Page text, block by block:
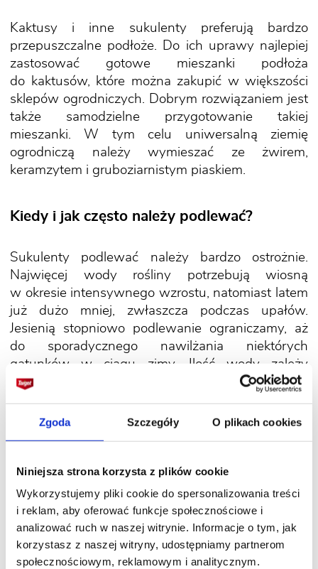
Zgoda Szczegóły O plikach cookies
Niniejsza strona korzysta z plików cookie
Wykorzystujemy pliki cookie do spersonalizowania treści
i reklam, aby oferować funkcje społecznościowe i
analizować ruch w naszej witrynie. Informacje o tym, jak
korzystasz z naszej witryny, udostępniamy partnerom
społecznościowym, reklamowym i analitycznym.
Kaktusy i inne sukulenty preferują bardzo
przepuszczalne podłoże. Do ich uprawy najlepiej
zastosować gotowe mieszanki podłoża
do kaktusów, które można zakupić w większości
sklepów ogrodniczych. Dobrym rozwiązaniem jest
także samodzielne przygotowanie takiej
mieszanki. W tym celu uniwersalną ziemię
ogrodniczą należy wymieszać ze żwirem,
keramzytem i gruboziarnistym piaskiem.
Kiedy i jak często należy podlewać?
Sukulenty podlewać należy bardzo ostrożnie.
Najwięcej wody rośliny potrzebują wiosną
w okresie intensywnego wzrostu, natomiast latem
już dużo mniej, zwłaszcza podczas upałów.
Jesienią stopniowo podlewanie ograniczamy, aż
do sporadycznego nawilżania niektórych
gatunków w ciągu zimy. Ilość wody zależy
od wielkości doniczki, pogody i czasu, jaki upłynął
nie może być stale mokra, a jeśli je od czasu
w domu i po powrocie zauważymy, że pędy nieco
się pomarszczyły, nie ma powodu do zmartwienia,
ponieważ po dostarczeniu wody, odzyskają
one dawny wygląd. Najczęściej popełnianym
błędem jest zbyt obfite podlewanie. Na przykład
kaktusów nie podlewamy w ogóle od końca